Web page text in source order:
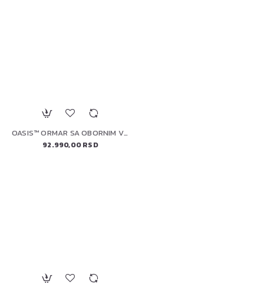
OASIS™ ORMAR SA OBORNIM VRATIMA NAPOLEON IM-UDC-CN
92.990,00 RSD